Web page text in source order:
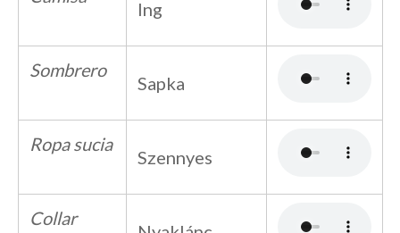
Ing
Sombrero
Sapka
Ropa sucia
Szennyes
Collar